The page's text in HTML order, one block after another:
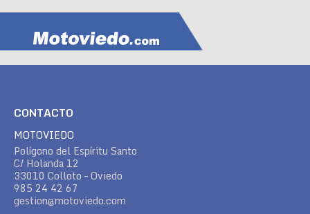
CONTACTO
MOTOVIEDO
Polígono del Espíritu Santo
C/ Holanda 12
33010 Colloto – Oviedo
985 24 42 67
gestion@motoviedo.com